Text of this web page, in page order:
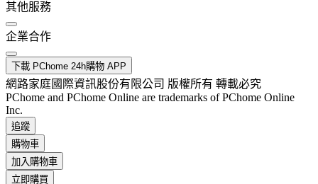
其他服務
企業合作
下載 PChome 24h購物 APP
網路家庭國際資訊股份有限公司 版權所有 轉載必究
PChome and PChome Online are trademarks of PChome Online
Inc.
追蹤
購物車
加入購物車
立即購買